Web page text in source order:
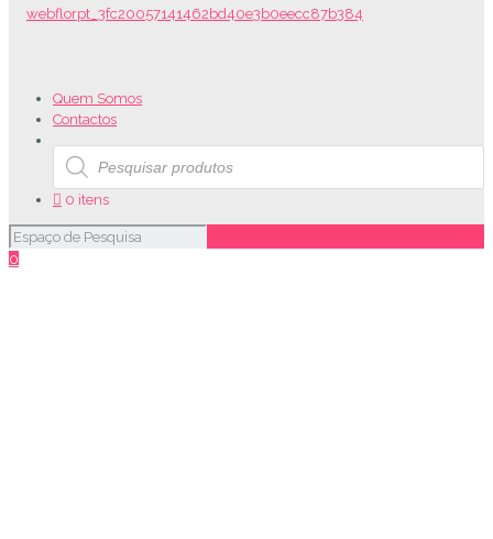
Quem Somos
Contactos
Products
search
0 itens
0